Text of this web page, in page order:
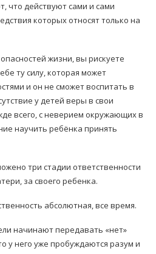
что действуют сами и сами
которых относят только на
жизни, вы рискуете
ту силу, которая может
и он не сможет воспитать в
у детей веры в свои
всего, с неверием окружающих в
научить ребёнка принять
три стадии ответственности
за своего ребенка.
абсолютная, все время.
начинают передавать «нет»
у него уже пробуждаются разум и